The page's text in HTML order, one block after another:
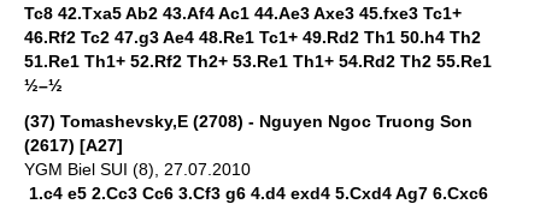
Tc8 42.Txa5 Ab2 43.Af4 Ac1 44.Ae3 Axe3 45.fxe3 Tc1+
46.Rf2 Tc2 47.g3 Ae4 48.Re1 Tc1+ 49.Rd2 Th1 50.h4 Th2
51.Re1 Th1+ 52.Rf2 Th2+ 53.Re1 Th1+ 54.Rd2 Th2 55.Re1
½–½
(37) Tomashevsky,E (2708) - Nguyen Ngoc Truong Son
(2617) [A27]
YGM Biel SUI (8), 27.07.2010
1.c4 e5 2.Cc3 Cc6 3.Cf3 g6 4.d4 exd4 5.Cxd4 Ag7 6.Cxc6